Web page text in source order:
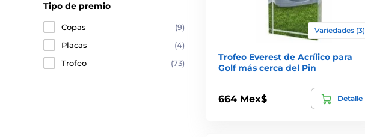
Tipo de premio
Copas
(9)
Placas
(4)
Trofeo
(73)
Variedades (3)
Trofeo Everest de Acrílico para
Golf más cerca del Pin
664 Mex$ Detalle